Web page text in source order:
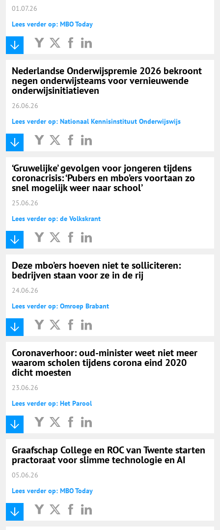
01.07.26
Lees verder op: MBO Today
Nederlandse Onderwijspremie 2026 bekroont
negen onderwijsteams voor vernieuwende
onderwijsinitiatieven
26.06.26
Lees verder op: Nationaal Kennisinstituut Onderwijswijs
‘Gruwelijke’ gevolgen voor jongeren tijdens
coronacrisis: ‘Pubers en mbo’ers voortaan zo
snel mogelijk weer naar school’
25.06.26
Lees verder op: de Volkskrant
Deze mbo’ers hoeven niet te solliciteren:
bedrijven staan voor ze in de rij
24.06.26
Lees verder op: Omroep Brabant
Coronaverhoor: oud-minister weet niet meer
waarom scholen tijdens corona eind 2020
dicht moesten
23.06.26
Lees verder op: Het Parool
Graafschap College en ROC van Twente starten
practoraat voor slimme technologie en AI
05.06.26
Lees verder op: MBO Today